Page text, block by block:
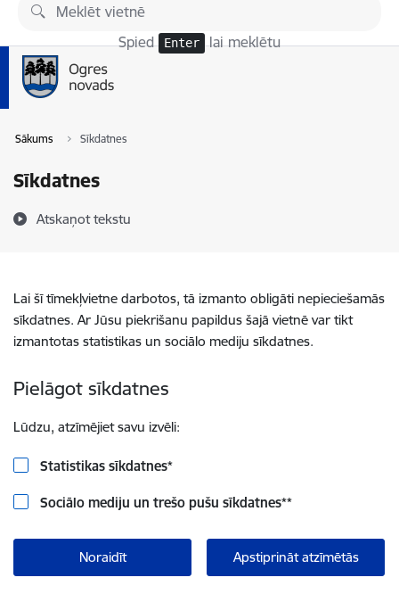
Pāriet uz lapas saturu
Spied Enter lai meklētu
Sākums Sīkdatnes
Sīkdatnes
Atskaņot tekstu
Lai šī tīmekļvietne darbotos, tā izmanto obligāti nepieciešamās
sīkdatnes. Ar Jūsu piekrišanu papildus šajā vietnē var tikt
izmantotas statistikas un sociālo mediju sīkdatnes.
Pielāgot sīkdatnes
Lūdzu, atzīmējiet savu izvēli:
Statistikas sīkdatnes*
Sociālo mediju un trešo pušu sīkdatnes**
Noraidīt Apstiprināt atzīmētās